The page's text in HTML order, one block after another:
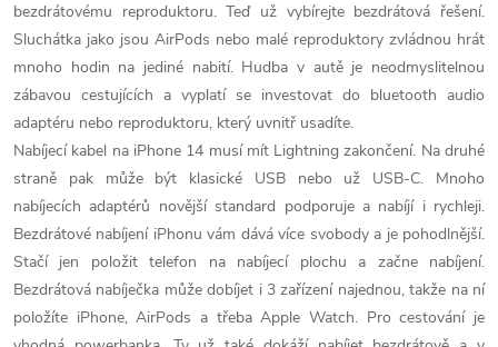
bezdrátovému reproduktoru. Teď už vybírejte bezdrátová řešení.
Sluchátka jako jsou AirPods nebo malé reproduktory zvládnou hrát
mnoho hodin na jediné nabití. Hudba v autě je neodmyslitelnou
zábavou cestujících a vyplatí se investovat do bluetooth audio
adaptéru nebo reproduktoru, který uvnitř usadíte.
Nabíjecí kabel na iPhone 14 musí mít Lightning zakončení. Na druhé
straně pak může být klasické USB nebo už USB-C. Mnoho
nabíjecích adaptérů novější standard podporuje a nabíjí i rychleji.
Bezdrátové nabíjení iPhonu vám dává více svobody a je pohodlnější.
Stačí jen položit telefon na nabíjecí plochu a začne nabíjení.
Bezdrátová nabíječka může dobíjet i 3 zařízení najednou, takže na ní
položíte iPhone, AirPods a třeba Apple Watch. Pro cestování je